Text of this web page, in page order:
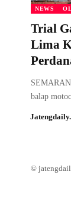
NEWS
Trial
Lima
balap
©